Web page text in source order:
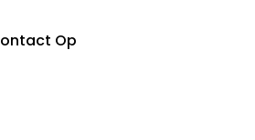
Op